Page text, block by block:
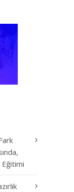
Eğitimi